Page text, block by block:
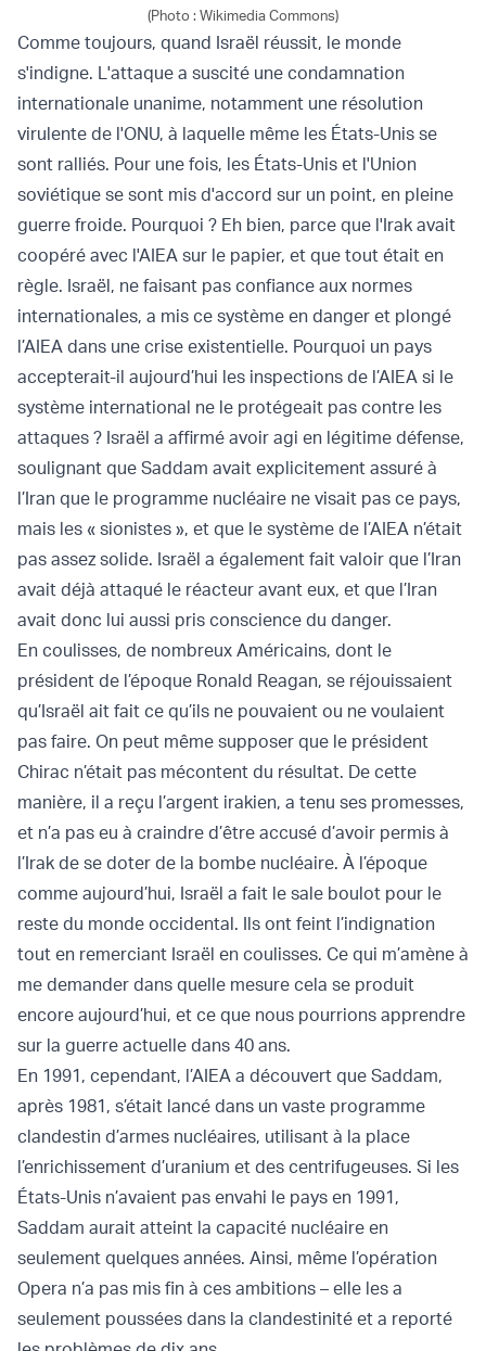
(Photo : Wikimedia Commons)
Comme toujours, quand Israël réussit, le monde
s'indigne. L'attaque a suscité une condamnation
internationale unanime, notamment une résolution
virulente de l'ONU, à laquelle même les États-Unis se
sont ralliés. Pour une fois, les États-Unis et l'Union
soviétique se sont mis d'accord sur un point, en pleine
guerre froide. Pourquoi ? Eh bien, parce que l'Irak avait
coopéré avec l'AIEA sur le papier, et que tout était en
règle. Israël, ne faisant pas confiance aux normes
internationales, a mis ce système en danger et plongé
l’AIEA dans une crise existentielle. Pourquoi un pays
accepterait-il aujourd’hui les inspections de l’AIEA si le
système international ne le protégeait pas contre les
attaques ? Israël a affirmé avoir agi en légitime défense,
soulignant que Saddam avait explicitement assuré à
l’Iran que le programme nucléaire ne visait pas ce pays,
mais les « sionistes », et que le système de l’AIEA n’était
pas assez solide. Israël a également fait valoir que l’Iran
avait déjà attaqué le réacteur avant eux, et que l’Iran
avait donc lui aussi pris conscience du danger.
En coulisses, de nombreux Américains, dont le
président de l’époque Ronald Reagan, se réjouissaient
qu’Israël ait fait ce qu’ils ne pouvaient ou ne voulaient
pas faire. On peut même supposer que le président
Chirac n’était pas mécontent du résultat. De cette
manière, il a reçu l’argent irakien, a tenu ses promesses,
et n’a pas eu à craindre d’être accusé d’avoir permis à
l’Irak de se doter de la bombe nucléaire. À l’époque
comme aujourd’hui, Israël a fait le sale boulot pour le
reste du monde occidental. Ils ont feint l’indignation
tout en remerciant Israël en coulisses. Ce qui m’amène à
me demander dans quelle mesure cela se produit
encore aujourd’hui, et ce que nous pourrions apprendre
sur la guerre actuelle dans 40 ans.
En 1991, cependant, l’AIEA a découvert que Saddam,
après 1981, s’était lancé dans un vaste programme
clandestin d’armes nucléaires, utilisant à la place
l’enrichissement d’uranium et des centrifugeuses. Si les
États-Unis n’avaient pas envahi le pays en 1991,
Saddam aurait atteint la capacité nucléaire en
seulement quelques années. Ainsi, même l’opération
Opera n’a pas mis fin à ces ambitions – elle les a
seulement poussées dans la clandestinité et a reporté